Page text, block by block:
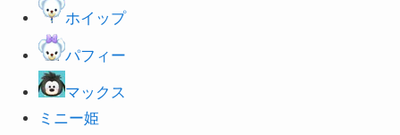
ホイップ
パフィー
マックス
ミニー姫